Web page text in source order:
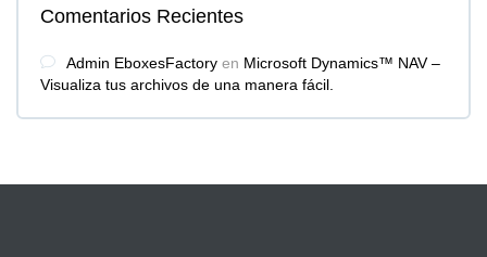
Comentarios Recientes
Admin EboxesFactory en Microsoft Dynamics™ NAV –
Visualiza tus archivos de una manera fácil.